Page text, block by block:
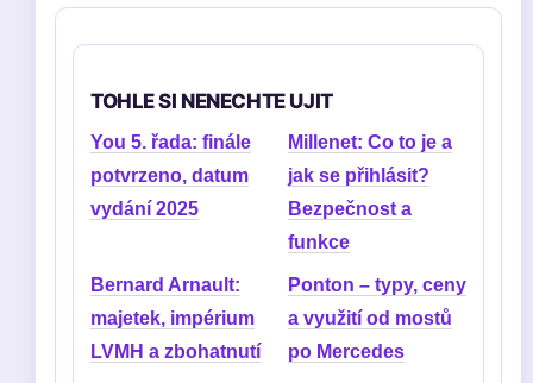
TOHLE SI NENECHTE UJIT
You 5. řada: finále
potvrzeno, datum
vydání 2025
Millenet: Co to je a
jak se přihlásit?
Bezpečnost a
funkce
Bernard Arnault:
majetek, impérium
LVMH a zbohatnutí
Ponton – typy, ceny
a využití od mostů
po Mercedes